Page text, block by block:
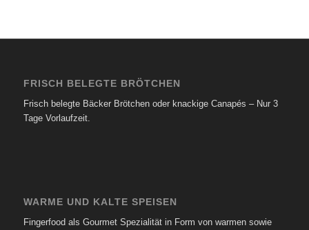
FRISCH BELEGTE BRÖTCHEN
Frisch belegte Bäcker Brötchen oder knackige Canapés – Nur 3
Tage Vorlaufzeit.
WARME UND KALTE SPEISEN
Fingerfood als Gourmet Spezialität in Form von warmen sowie